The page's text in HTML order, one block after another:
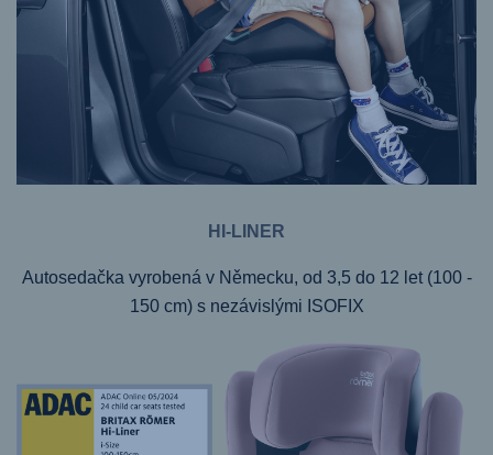
HI-LINER
Autosedačka vyrobená v Německu, od 3,5 do 12 let (100 -
150 cm) s nezávislými ISOFIX